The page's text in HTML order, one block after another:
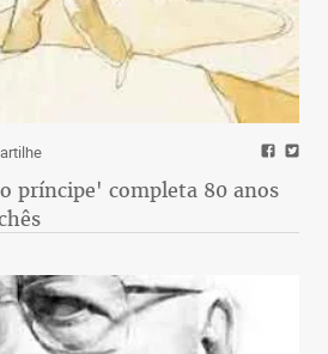
príncipe' completa 80 anos